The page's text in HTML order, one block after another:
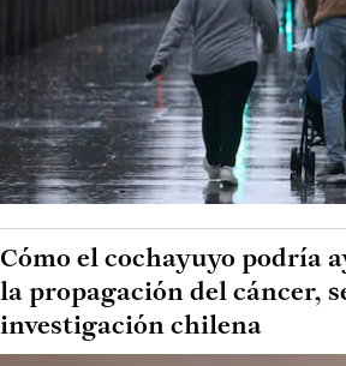
Cómo el cochayuyo podría
la propagación del cáncer,
investigación chilena